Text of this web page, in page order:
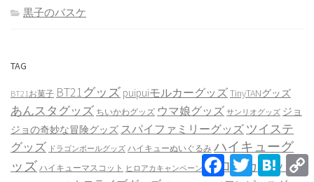
黒子のバスケ
TAG
BT21お菓子 BT21グッズ puipuiモルカーグッズTinyTANグッズ
あんスタグッズ ちいかわグッズ ウマ娘グッズ サンリオグッズ ジョ
ジョの奇妙な冒険グッズ スパイファミリーグッズ ツイステ
グッズ ドラゴンボールグッズ ハイキューぬいぐるみ ハイキューグ
ッズ ハイキューマスコット ヒロアカキャンペーン ヒロアカグッズ
FacebookTwitter Hatena